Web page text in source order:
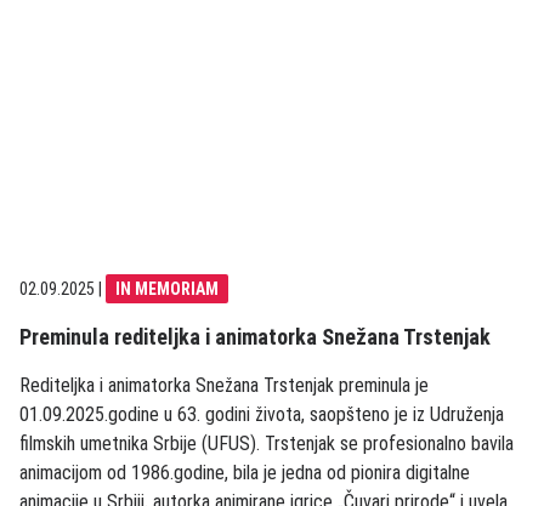
02.09.2025 | IN MEMORIAM
Preminula rediteljka i animatorka Snežana Trstenjak
Rediteljka i animatorka Snežana Trstenjak preminula je
01.09.2025.godine u 63. godini života, saopšteno je iz Udruženja
filmskih umetnika Srbije (UFUS). Trstenjak se profesionalno bavila
animacijom od 1986.godine, bila je jedna od pionira digitalne
animacije u Srbiji, autorka animirane igrice „Čuvari prirode“ i uvela